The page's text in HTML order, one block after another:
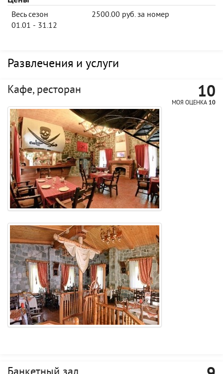
Весь сезон
01.01 - 31.12
2500.00 руб. за номер
Развлечения и услуги
Кафе, ресторан 10
МОЯ ОЦЕНКА 10